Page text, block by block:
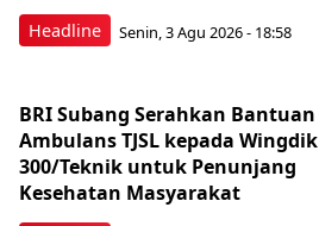
Headline Senin, 3 Agu 2026 - 18:58
BRI Subang Serahkan Bantuan
Ambulans TJSL kepada Wingdik
300/Teknik untuk Penunjang
Kesehatan Masyarakat ​